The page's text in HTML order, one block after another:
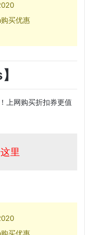
买优惠
上网购买折扣券更值
里
买优惠